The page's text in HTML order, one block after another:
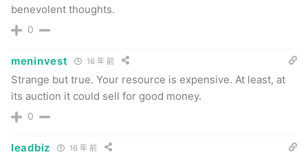
benevolent thoughts.
0
meninvest 16 年 前
Strange but true. Your resource is expensive. At least, at
its auction it could sell for good money.
0
leadbiz 16 年 前